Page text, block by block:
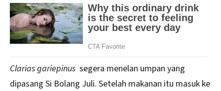
Clarias gariepinus segera menelan umpan yang
dipasang Si Bolang Juli. Setelah makanan itu masuk ke